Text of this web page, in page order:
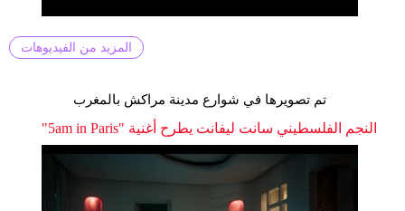
المزيد من الفيديوهات
تم تصويرها في شوارع مدينة مراكش بالمغرب
النجم الفلسطيني سانت ليفانت يطرح أغنية "5am in Paris"